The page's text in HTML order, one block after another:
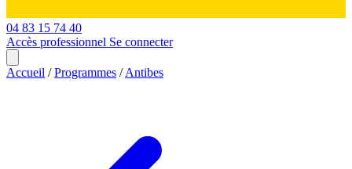
04 83 15 74 40
Accès professionnel Se connecter
Accueil / Programmes / Antibes